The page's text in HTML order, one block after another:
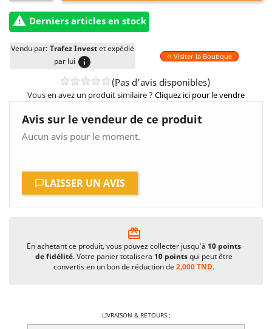
 Derniers articles en stock
Vendu par: Trafez Investet expédié
par lui info Visiter la Boutique
(Pas d'avis disponibles)
Vous en avez un produit similaire ? Cliquez ici pour le vendre
Avis sur le vendeur de ce produit
Aucun avis pour le moment.
LAISSER UN AVIS
card_giftcard
En achetant ce produit, vous pouvez collecter jusqu'à 10 points
de fidélité. Votre panier totalisera 10 pointsqui peut être
convertis en un bon de réduction de2,000 TND.
LIVRAISON & RETOURS :